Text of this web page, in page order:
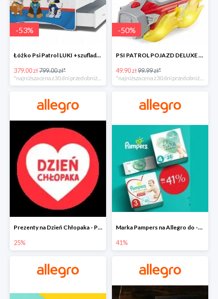
-53%
Łóżko Psi Patrol LUKI +szuflada+materac+grafika -52%
379.00 zł799.00 zł*
-50%
PSI PATROL POJAZD DELUXE FIGURKA MARSHALL MIGHTY -50%
49.90 zł99.99 zł*
Prezenty na Dzień Chłopaka - Produkty SOXO do -25%
25%
Marka Pampers na Allegro do -41%
41%